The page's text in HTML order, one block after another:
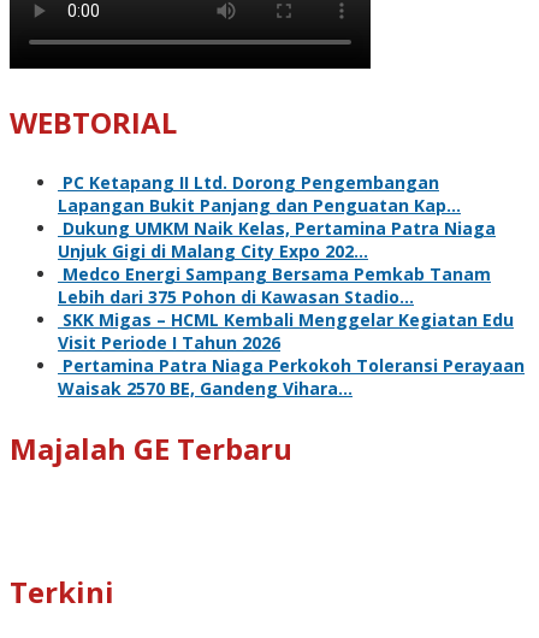
WEBTORIAL
PC Ketapang II Ltd. Dorong Pengembangan
Lapangan Bukit Panjang dan Penguatan Kap…
Dukung UMKM Naik Kelas, Pertamina Patra Niaga
Unjuk Gigi di Malang City Expo 202…
Medco Energi Sampang Bersama Pemkab Tanam
Lebih dari 375 Pohon di Kawasan Stadio…
SKK Migas – HCML Kembali Menggelar Kegiatan Edu
Visit Periode I Tahun 2026
Pertamina Patra Niaga Perkokoh Toleransi Perayaan
Waisak 2570 BE, Gandeng Vihara…
Majalah GE Terbaru
Terkini